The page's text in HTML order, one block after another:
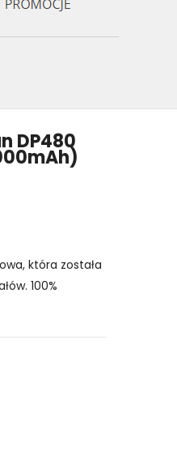
DP480
która została
100%